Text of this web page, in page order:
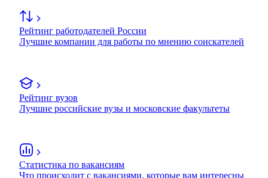
Рейтинг работодателей России
Лучшие компании для работы по мнению соискателей
Рейтинг вузов
Лучшие российские вузы и московские факультеты
Статистика по вакансиям
Что происходит с вакансиями, которые вам интересны